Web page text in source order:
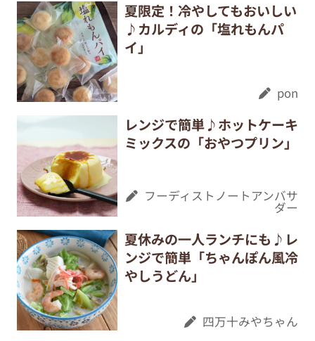
夏限定！冷やしてもおいしい
♪カルディの「塩れもんパ
イ」
pon
レンジで簡単♪ホットケーキ
ミックスの「おやつプリン」
フーディストノートアンバサ
ダー
夏休みの一人ランチにも♪レ
ンジで簡単「ちゃんぽん風冷
やしうどん」
四万十みやちゃん